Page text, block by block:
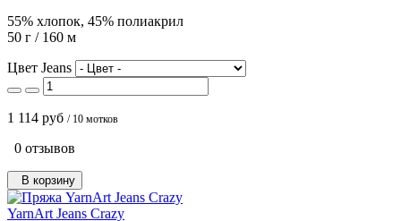
55% хлопок, 45% полиакрил
50 г / 160 м
Цвет Jeans
1 114 руб / 10 мотков
0 отзывов
В корзину
YarnArt Jeans Crazy